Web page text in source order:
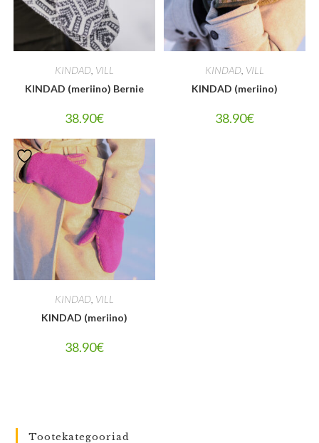
KINDAD, VILL
KINDAD (meriino) Bernie
38.90€
KINDAD VILL
KINDAD (meriino)
38.90€
KINDAD, VILL
KINDAD (meriino)
38.90€
Tootekategooriad